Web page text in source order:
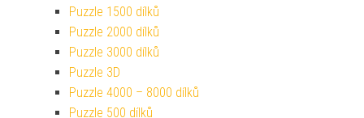
Puzzle 1500 dílků
Puzzle 2000 dílků
Puzzle 3000 dílků
Puzzle 3D
Puzzle 4000 – 8000 dílků
Puzzle 500 dílků